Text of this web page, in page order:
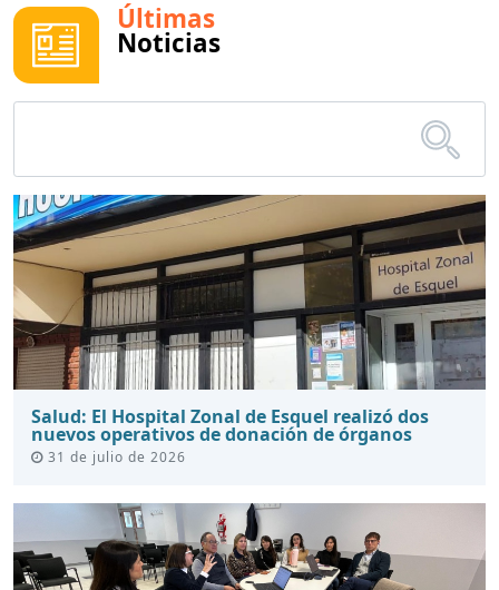
Últimas
Noticias
Salud: El Hospital Zonal de Esquel realizó dos
nuevos operativos de donación de órganos
31 de julio de 2026